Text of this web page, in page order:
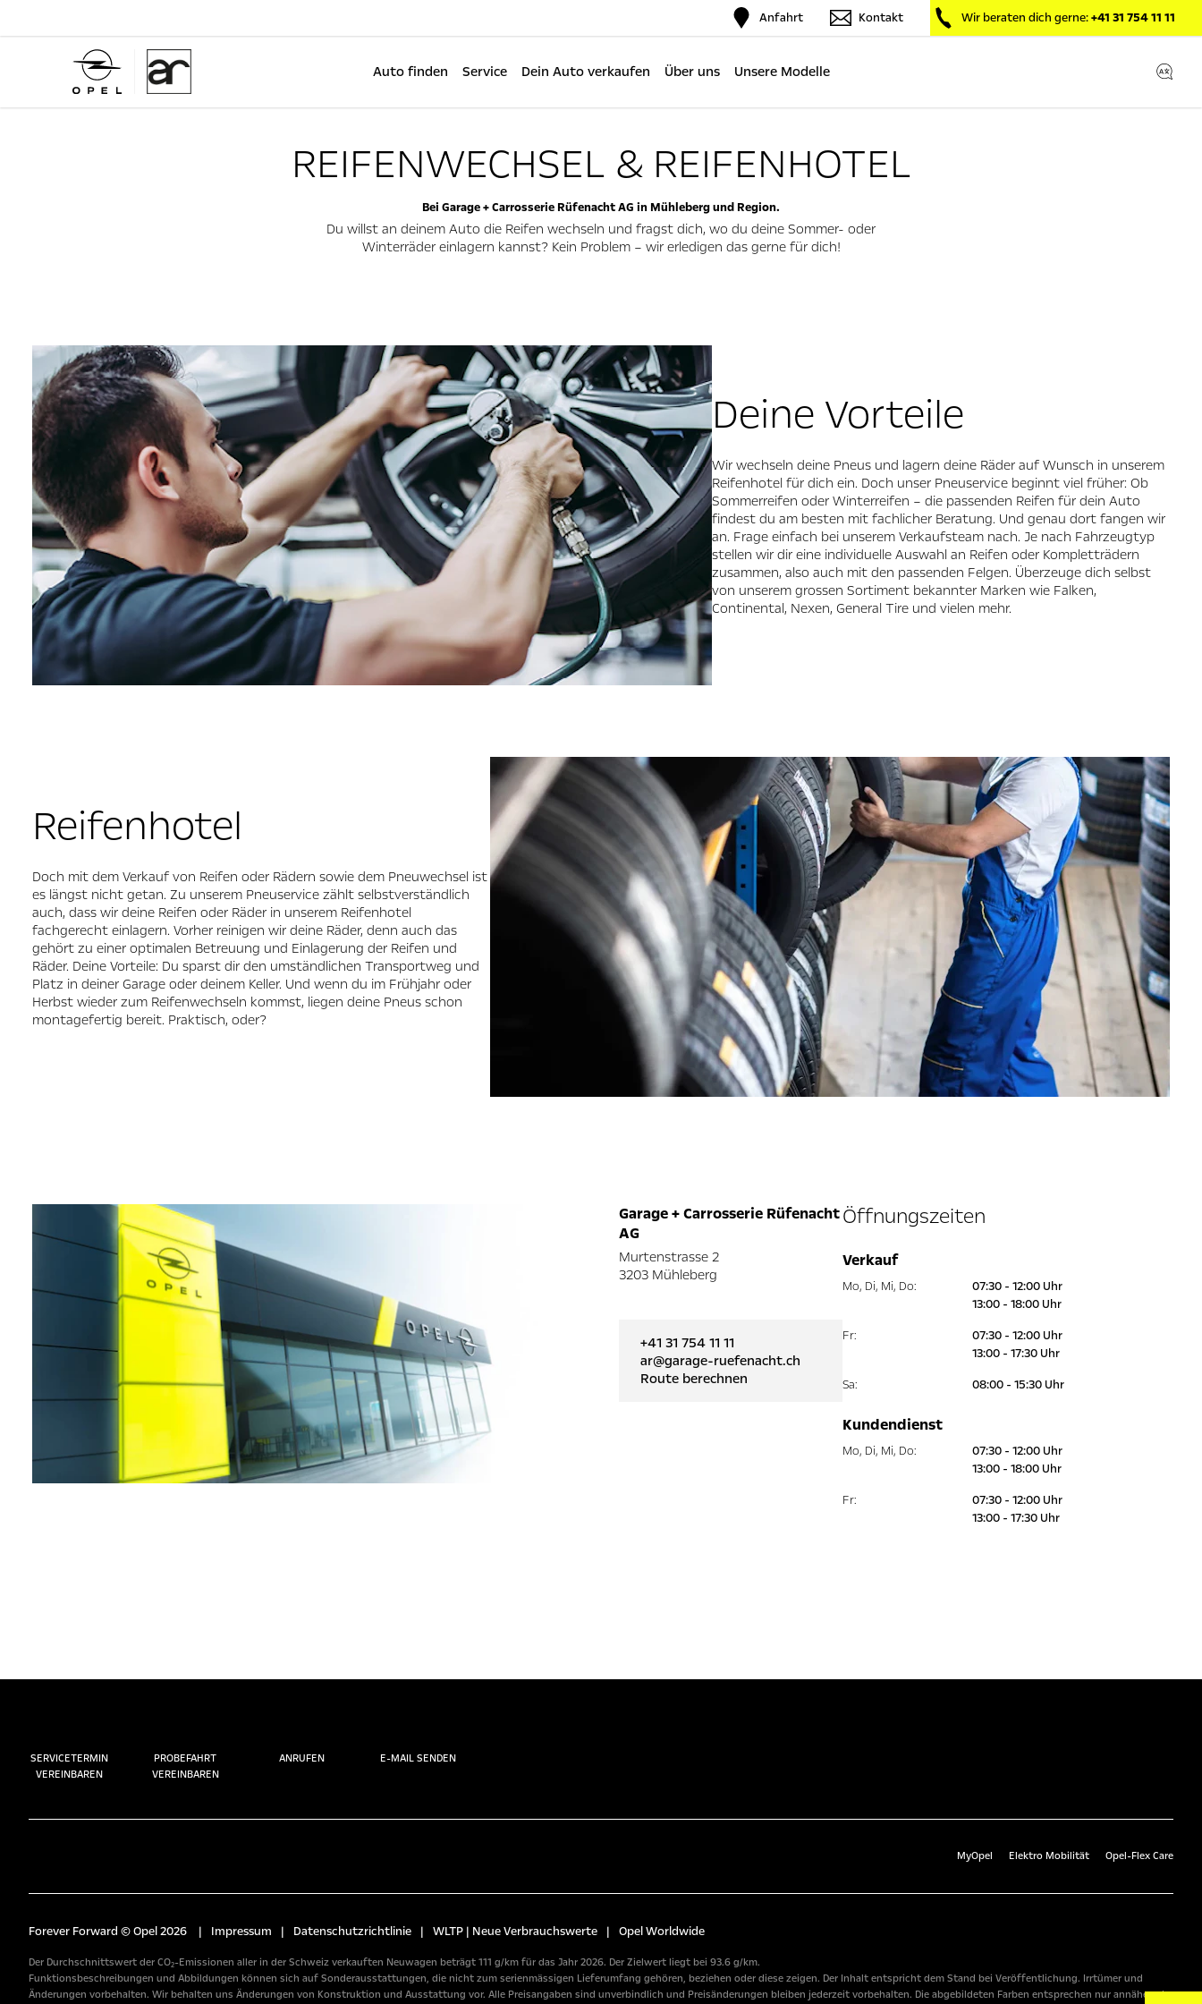
Anfahrt Kontakt Wir beraten dich gerne:+41 31 754 11 11
Auto finden Service Dein Auto verkaufen Über uns Unsere Modelle
REIFENWECHSEL & REIFENHOTEL
Bei Garage + Carrosserie Rüfenacht AG in Mühleberg und Region.
Du willst an deinem Auto die Reifen wechseln und fragst dich, wo du deine Sommer- oder
Winterräder einlagern kannst? Kein Problem – wir erledigen das gerne für dich!
Deine Vorteile
Wir wechseln deine Pneus und lagern deine Räder auf Wunsch in unserem
Reifenhotel für dich ein. Doch unser Pneuservice beginnt viel früher: Ob
Sommerreifen oder Winterreifen – die passenden Reifen für dein Auto
findest du am besten mit fachlicher Beratung. Und genau dort fangen wir
an. Frage einfach bei unserem Verkaufsteam nach. Je nach Fahrzeugtyp
stellen wir dir eine individuelle Auswahl an Reifen oder Kompletträdern
zusammen, also auch mit den passenden Felgen. Überzeuge dich selbst
von unserem grossen Sortiment bekannter Marken wie Falken,
Continental, Nexen, General Tire und vielen mehr.
Reifenhotel
Doch mit dem Verkauf von Reifen oder Rädern sowie dem Pneuwechsel ist
es längst nicht getan. Zu unserem Pneuservice zählt selbstverständlich
auch, dass wir deine Reifen oder Räder in unserem Reifenhotel
fachgerecht einlagern. Vorher reinigen wir deine Räder, denn auch das
gehört zu einer optimalen Betreuung und Einlagerung der Reifen und
Räder. Deine Vorteile: Du sparst dir den umständlichen Transportweg und
Platz in deiner Garage oder deinem Keller. Und wenn du im Frühjahr oder
Herbst wieder zum Reifenwechseln kommst, liegen deine Pneus schon
montagefertig bereit. Praktisch, oder?
Garage + Carrosserie Rüfenacht
AG
Murtenstrasse 2
3203 Mühleberg
+41 31 754 11 11
ar@garage-ruefenacht.ch
Route berechnen
Öffnungszeiten
Verkauf
Mo, Di, Mi, Do:
07:30 - 12:00 Uhr
13:00 - 18:00 Uhr
Fr:
07:30 - 12:00 Uhr
13:00 - 17:30 Uhr
Sa: 08:00 - 15:30 Uhr
Kundendienst
Mo, Di, Mi, Do:
07:30 - 12:00 Uhr
13:00 - 18:00 Uhr
Fr:
07:30 - 12:00 Uhr
13:00 - 17:30 Uhr
SERVICETERMIN
VEREINBAREN
PROBEFAHRT
VEREINBAREN
ANRUFEN E-MAIL SENDEN
MyOpel Elektro Mobilität Opel-Flex Care
Forever Forward © Opel 2026 | Impressum | Datenschutzrichtlinie | WLTP | Neue Verbrauchswerte | Opel Worldwide
Der Durchschnittswert der CO₂-Emissionen aller in der Schweiz verkauften Neuwagen beträgt 111 g/km für das Jahr 2026. Der Zielwert liegt bei 93.6 g/km.
Funktionsbeschreibungen und Abbildungen können sich auf Sonderausstattungen, die nicht zum serienmässigen Lieferumfang gehören, beziehen oder diese zeigen. Der Inhalt entspricht dem Stand bei Veröffentlichung. Irrtümer und
Änderungen vorbehalten. Wir behalten uns Änderungen von Konstruktion und Ausstattung vor. Alle Preisangaben sind unverbindlich und Preisänderungen bleiben jederzeit vorbehalten. Die abgebildeten Farben entsprechen nur annähernd